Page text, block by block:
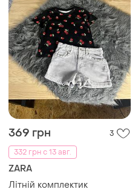
369 грн
3
332 грн с 13 авг.
ZARA
Літній комплектик